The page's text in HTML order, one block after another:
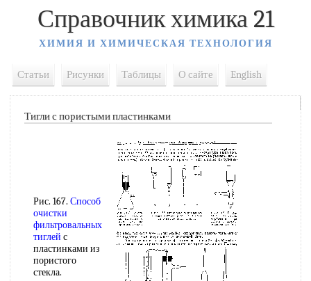
Справочник химика 21
ХИМИЯ И ХИМИЧЕСКАЯ ТЕХНОЛОГИЯ
Статьи Рисунки Таблицы О сайте English
Тигли с пористыми пластинками
Рис. 167. Способ
очистки
фильтровальных
тиглей с
пластинками из
пористого
стекла.